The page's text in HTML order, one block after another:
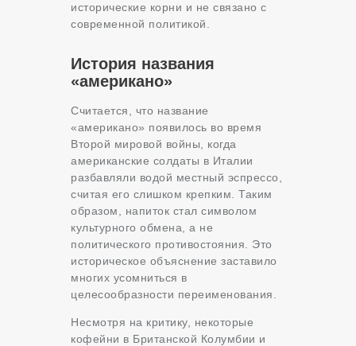
исторические корни и не связано с
современной политикой.
История названия
«американо»
Считается, что название
«американо» появилось во время
Второй мировой войны, когда
американские солдаты в Италии
разбавляли водой местный эспрессо,
считая его слишком крепким. Таким
образом, напиток стал символом
культурного обмена, а не
политического противостояния. Это
историческое объяснение заставило
многих усомниться в
целесообразности переименования.
Несмотря на критику, некоторые
кофейни в Британской Колумбии и